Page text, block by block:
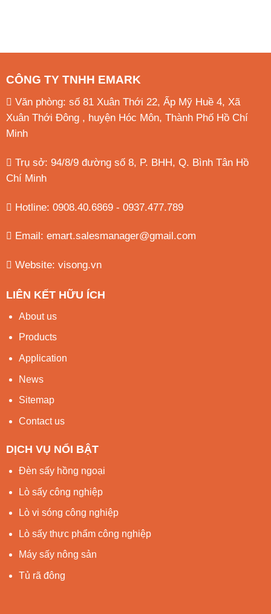
CÔNG TY TNHH EMARK
Văn phòng: số 81 Xuân Thới 22, Ấp Mỹ Huề 4, Xã
Xuân Thới Đông , huyện Hóc Môn, Thành Phố Hồ Chí
Minh
Trụ sở: 94/8/9 đường số 8, P. BHH, Q. Bình Tân Hồ
Chí Minh
Hotline: 0908.40.6869 - 0937.477.789
Email: emart.salesmanager@gmail.com
Website: visong.vn
LIÊN KẾT HỮU ÍCH
About us
Products
Application
News
Sitemap
Contact us
DỊCH VỤ NỔI BẬT
Đèn sấy hồng ngoại
Lò sấy công nghiệp
Lò vi sóng công nghiệp
Lò sấy thực phẩm công nghiệp
Máy sấy nông sản
Tủ rã đông